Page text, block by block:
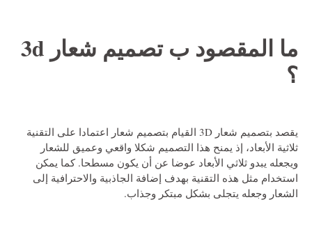
ما المقصود ب تصميم شعار 3d
؟
يقصد بتصميم شعار 3D القيام بتصميم شعار اعتمادا على التقنية
ثلاثية الأبعاد، إذ يمنح هذا التصميم شكلا واقعي وعميق للشعار
ويجعله يبدو ثلاثي الأبعاد عوضا عن أن يكون مسطحا. كما يمكن
استخدام مثل هذه التقنية بهدف إضافة الجاذبية والاحترافية إلى
الشعار وجعله يتجلى بشكل مبتكر وجذاب.